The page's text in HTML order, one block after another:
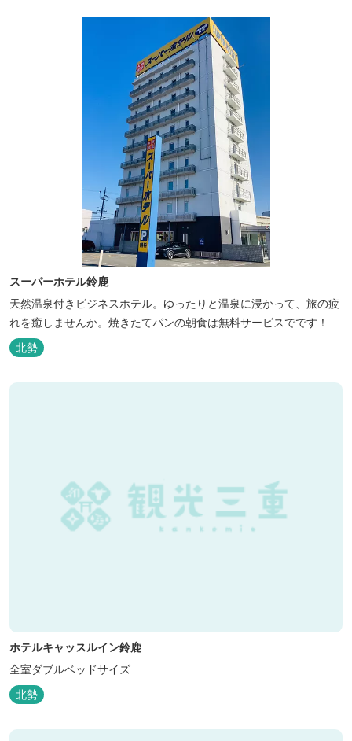
スーパーホテル鈴鹿
天然温泉付きビジネスホテル。ゆったりと温泉に浸かって、旅の疲
れを癒しませんか。焼きたてパンの朝食は無料サービスでです！
北勢
ホテルキャッスルイン鈴鹿
全室ダブルベッドサイズ
北勢